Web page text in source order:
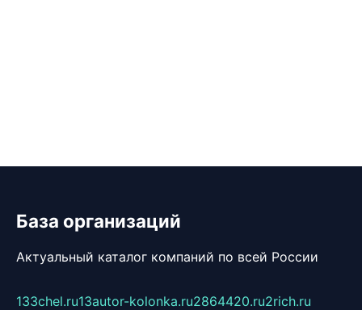
База организаций
Актуальный каталог компаний по всей России
133chel.ru13autor-kolonka.ru2864420.ru2rich.ru